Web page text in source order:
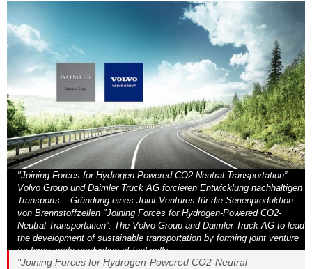
"Joining Forces for Hydrogen-Powered CO2-Neutral Transportation”:
Volvo Group und Daimler Truck AG forcieren Entwicklung nachhaltigen
Transports – Gründung eines Joint Ventures für die Serienproduktion
von Brennstoffzellen "Joining Forces for Hydrogen-Powered CO2-
Neutral Transportation”: The Volvo Group and Daimler Truck AG to lead
the development of sustainable transportation by forming joint venture
for large-scale production of fuel cells
"Joining Forces for Hydrogen-Powered CO2-Neutral